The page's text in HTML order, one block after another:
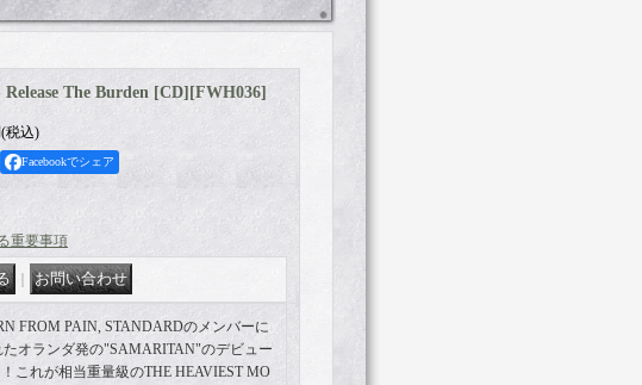
The Burden [CD] [FWH036]
(税込)
Facebookでシェア
重要事項
FROM PAIN, STANDARDのメンバーに
たオランダ発の"SAMARITAN"のデビュー
これが相当重量級のTHE HEAVIEST MO